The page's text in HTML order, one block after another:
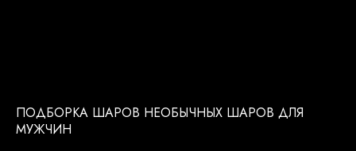
ПОДБОРКА ШАРОВ НЕОБЫЧНЫХ ШАРОВ ДЛЯ
МУЖЧИН